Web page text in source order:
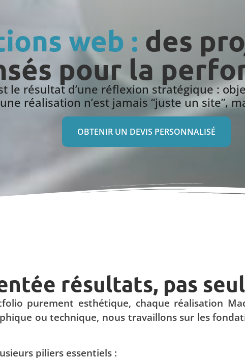
web : des
pour la
le résultat d’une réflexion stratégique :
réalisation n’est jamais “juste un site”,
OBTENIR UN DEVIS PERSONNALISÉ
résultats, pas
purement esthétique, chaque réalisation
ou technique, nous travaillons sur les
piliers essentiels :